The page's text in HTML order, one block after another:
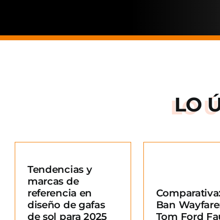
LO
Tendencias y
marcas de
referencia en
diseño de gafas
de sol para 2025
Comparativa: Ray-
Ban Wayfarer vs
Tom Ford Fausto
Ban
Tom Ford